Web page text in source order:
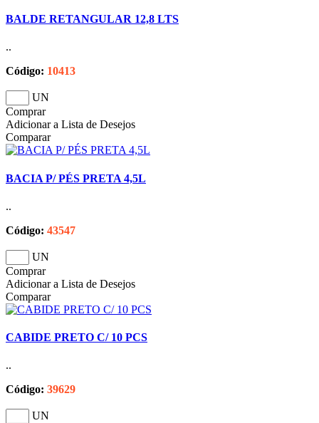
BALDE RETANGULAR 12,8 LTS
..
Código: 10413
UN
Comprar
Adicionar a Lista de Desejos
Comparar
BACIA P/ PÉS PRETA 4,5L
..
Código: 43547
UN
Comprar
Adicionar a Lista de Desejos
Comparar
CABIDE PRETO C/ 10 PCS
..
Código: 39629
UN